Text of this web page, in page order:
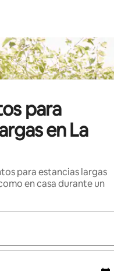
para
en La
para estancias largas
en casa durante un
estén disponibles, podrás